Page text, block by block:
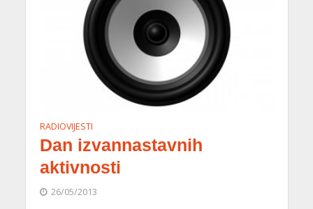
RADIOVIJESTI
Dan izvannastavnih
aktivnosti
26/05/2013